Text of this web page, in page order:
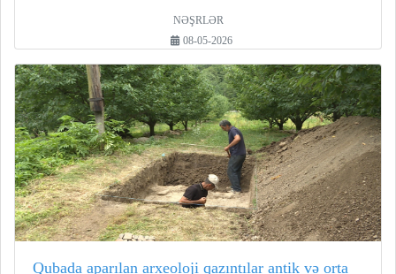
NƏŞRLƏR
08-05-2026
Qubada aparılan arxeoloji qazıntılar antik və orta